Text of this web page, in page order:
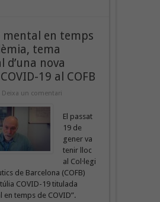
mental en temps
tema
d’una nova
19 al COFB
Deixa un comentari
El passat
19 de
gener va
tenir lloc
al Col·legi
de Barcelona (COFB)
COVID-19 titulada
en temps de COVID”.